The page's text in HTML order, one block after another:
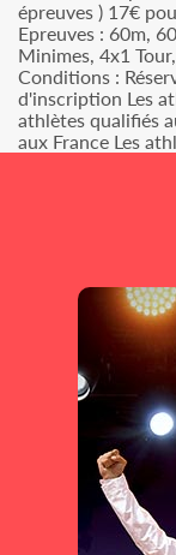
épreuves ) 17€
Epreuves : 60m,
Minimes, 4x1
Conditions :
d'inscription Les
athlètes qualifiés
aux France Les